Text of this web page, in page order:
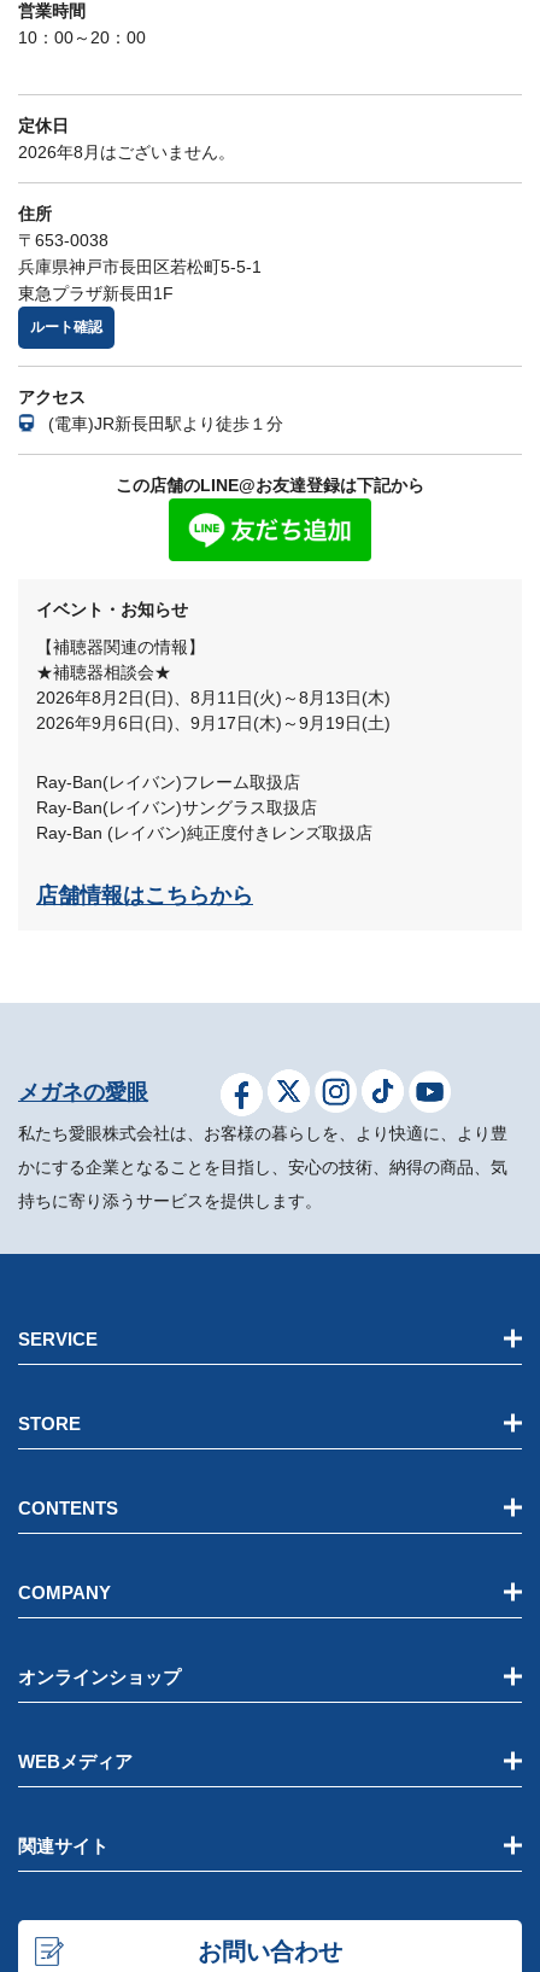
営業時間
10：00～20：00
定休日
2026年8月はございません。
住所
〒653-0038
兵庫県神戸市長田区若松町5-5-1
東急プラザ新長田1F
ルート確認
アクセス
(電車)JR新長田駅より徒歩１分
この店舗のLINE@お友達登録は下記から
イベント・お知らせ
【補聴器関連の情報】
★補聴器相談会★
2026年8月2日(日)、8月11日(火)～8月13日(木)
2026年9月6日(日)、9月17日(木)～9月19日(土)
Ray-Ban(レイバン)フレーム取扱店
Ray-Ban(レイバン)サングラス取扱店
Ray-Ban (レイバン)純正度付きレンズ取扱店
店舗情報はこちらから
メガネの愛眼
私たち愛眼株式会社は、お客様の暮らしを、より快適に、より豊
かにする企業となることを目指し、安心の技術、納得の商品、気
持ちに寄り添うサービスを提供します。
SERVICE
STORE
CONTENTS
COMPANY
オンラインショップ
WEBメディア
関連サイト
お問い合わせ